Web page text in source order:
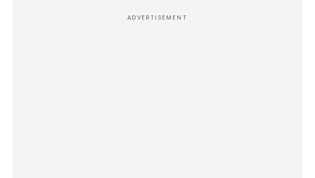
ADVERTISEMENT